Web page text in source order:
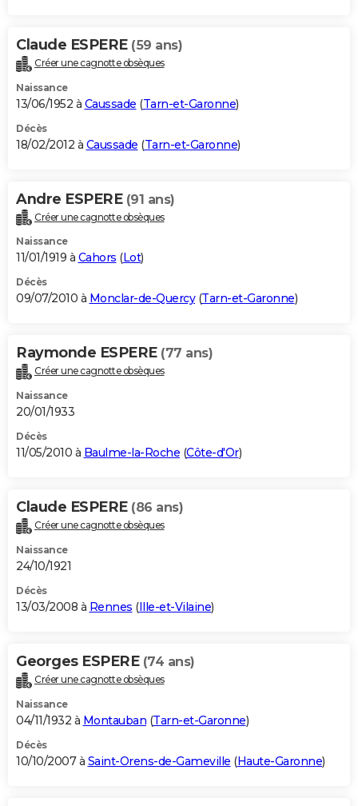
Claude ESPERE (59 ans)
Créer une cagnotte obsèques
Naissance
13/06/1952 à Caussade (Tarn-et-Garonne)
Décès
18/02/2012 à Caussade (Tarn-et-Garonne)
Andre ESPERE (91 ans)
Créer une cagnotte obsèques
Naissance
11/01/1919 à Cahors (Lot)
Décès
09/07/2010 à Monclar-de-Quercy(Tarn-et-Garonne)
Raymonde ESPERE (77 ans)
Créer une cagnotte obsèques
Naissance
20/01/1933
Décès
11/05/2010 à Baulme-la-Roche (Côte-d'Or)
Claude ESPERE (86 ans)
Créer une cagnotte obsèques
Naissance
24/10/1921
Décès
13/03/2008 à Rennes (Ille-et-Vilaine)
Georges ESPERE (74 ans)
Créer une cagnotte obsèques
Naissance
04/11/1932 à Montauban (Tarn-et-Garonne)
Décès
10/10/2007 à Saint-Orens-de-Gameville (Haute-Garonne)